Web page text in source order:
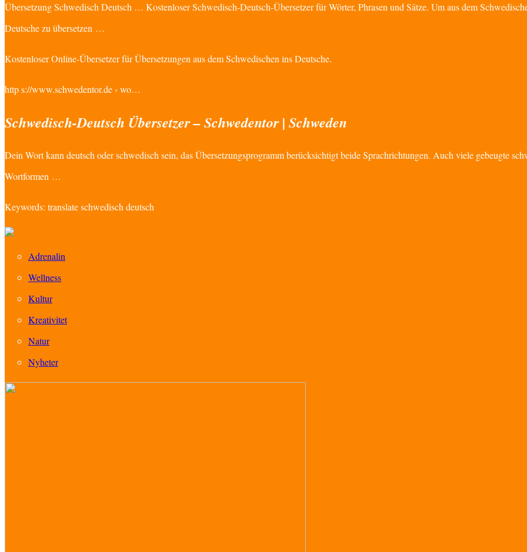
Übersetzung Schwedisch Deutsch … Kostenloser Schwedisch-Deutsch-Übersetzer für Wörter, Phrasen und Sätze. Um aus dem
Deutsche zu übersetzen …
Kostenloser Online-Übersetzer für Übersetzungen aus dem Schwedischen ins Deutsche.
http s://www.schwedentor.de › wo…
Schwedisch-Deutsch Übersetzer – Schwedentor | Schweden
Dein Wort kann deutsch oder schwedisch sein, das Übersetzungsprogramm berücksichtigt beide Sprachrichtungen. Auch viele gebeugte
Wortformen …
Keywords: translate schwedisch deutsch
Adrenalin
Wellness
Kultur
Kreativitet
Natur
Nyheter